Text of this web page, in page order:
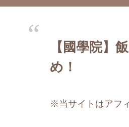
【國學院】
め！
※当サイトはアフ